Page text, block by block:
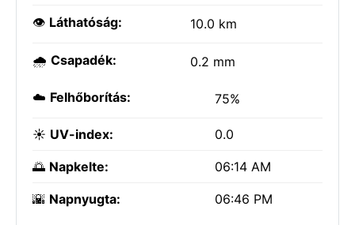
👁️ Láthatóság: 10.0 km
🌧️ Csapadék: 0.2 mm
☁️ Felhőborítás: 75%
☀️ UV-index: 0.0
🌅 Napkelte: 06:14 AM
🌇 Napnyugta: 06:46 PM